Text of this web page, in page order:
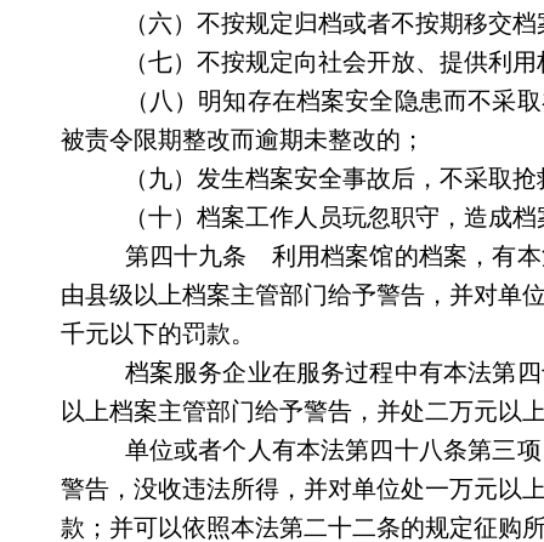
（六）不按规定归档或者不按期移交
（七）不按规定向社会开放、提供利用
（八）明知存在档案安全隐患而不采
被责令限期整改而逾期未整改的；
（九）发生档案安全事故后，不采取
（十）档案工作人员玩忽职守，造成档
第四十九条 利用档案馆的档案，有本
由县级以上档案主管部门给予警告，并对单
千元以下的罚款。
档案服务企业在服务过程中有本法第
以上档案主管部门给予警告，并处二万元以
单位或者个人有本法第四十八条第三
警告，没收违法所得，并对单位处一万元以
款；并可以依照本法第二十二条的规定征购